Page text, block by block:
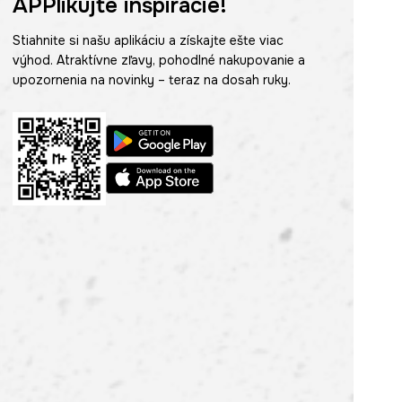
Stiahnite si našu aplikáciu a získajte ešte viac
výhod. Atraktívne zľavy, pohodlné nakupovanie a
upozornenia na novinky – teraz na dosah ruky.